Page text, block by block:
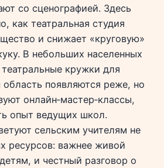
со сценографией. Здесь
как театральная студия
и снижает «круговую»
В небольших населенных
кружки для
область появляются реже, но
онлайн‑мастер‑классы,
опыт ведущих школ.
сельским учителям не
ресурсов: важнее живой
и честный разговор о